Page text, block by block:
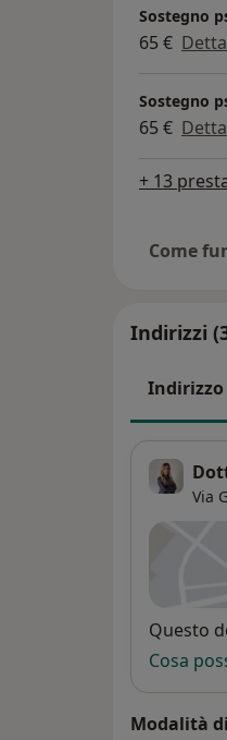
Sostegno
65 €
Sostegno
65 €
+ 13
Come
Indirizzi
Indirizzo
Via
Questo
Cosa
Modalità